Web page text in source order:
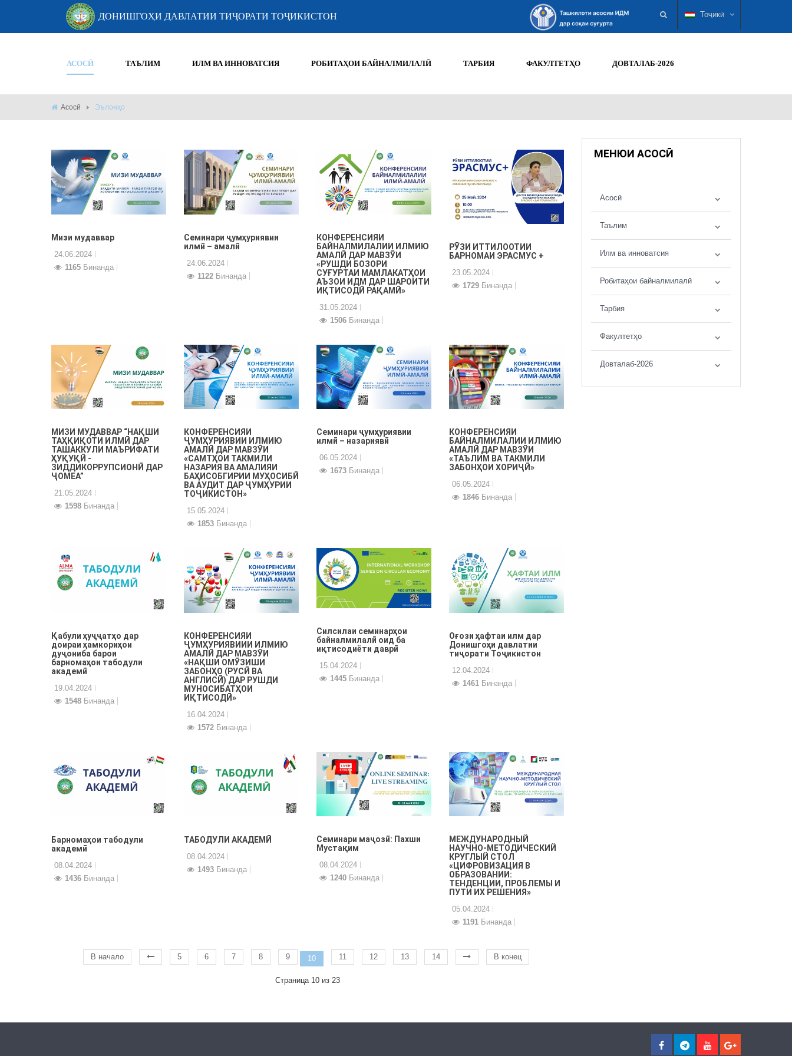
ДОНИШГОҲИ ДАВЛАТИИ ТИҶОРАТИ ТОҶИКИСТОН Тоҷикӣ
АСОСӢ ТАЪЛИМ ИЛМ ВА ИННОВАТСИЯ РОБИТАҲОИ БАЙНАЛМИЛАЛӢ ТАРБИЯ ФАКУЛТЕТҲО ДОВТАЛАБ-2026
Асосӣ Эълонҳо
Мизи мудаввар
24.06.2024
1165 Бинанда
Семинари ҷумҳуриявии
илмӣ – амалӣ
24.06.2024
1122 Бинанда
КОНФЕРЕНСИЯИ
БАЙНАЛМИЛАЛИИ ИЛМИЮ
АМАЛӢ ДАР МАВЗӮИ
«РУШДИ БОЗОРИ
СУҒУРТАИ МАМЛАКАТҲОИ
АЪЗОИ ИДМ ДАР ШАРОИТИ
ИҚТИСОДӢ РАҚАМӢ»
31.05.2024
1506 Бинанда
РӮЗИ ИТТИЛООТИИ
БАРНОМАИ ЭРАСМУС +
23.05.2024
1729 Бинанда
МИЗИ МУДАВВАР “НАҚШИ
ТАҲҚИҚОТИ ИЛМӢ ДАР
ТАШАККУЛИ МАЪРИФАТИ
ҲУҚУҚӢ -
ЗИДДИКОРРУПСИОНӢ ДАР
ҶОМЕА”
21.05.2024
1598 Бинанда
КОНФЕРЕНСИЯИ
ҶУМҲУРИЯВИИ ИЛМИЮ
АМАЛӢ ДАР МАВЗӮИ
«САМТҲОИ ТАКМИЛИ
НАЗАРИЯ ВА АМАЛИЯИ
БАҲИСОБГИРИИ МУҲОСИБӢ
ВА АУДИТ ДАР ҶУМҲУРИИ
ТОҶИКИСТОН»
15.05.2024
1853 Бинанда
Семинари ҷумҳуриявии
илмӣ – назариявӣ
06.05.2024
1673 Бинанда
КОНФЕРЕНСИЯИ
БАЙНАЛМИЛАЛИИ ИЛМИЮ
АМАЛӢ ДАР МАВЗӮИ
«ТАЪЛИМ ВА ТАКМИЛИ
ЗАБОНҲОИ ХОРИҶӢ»
06.05.2024
1846 Бинанда
Қабули ҳуҷҷатҳо дар
доираи ҳамкориҳои
дуҷониба барои
барномаҳои табодули
академӣ
19.04.2024
1548 Бинанда
КОНФЕРЕНСИЯИ
ҶУМҲУРИЯВИИИ ИЛМИЮ
АМАЛӢ ДАР МАВЗӮИ
«НАҚШИ ОМӮЗИШИ
ЗАБОНҲО (РУСӢ ВА
АНГЛИСӢ) ДАР РУШДИ
МУНОСИБАТҲОИ
ИҚТИСОДӢ»
16.04.2024
1572 Бинанда
Силсилаи семинарҳои
байналмилалӣ оид ба
иқтисодиёти даврӣ
15.04.2024
1445 Бинанда
Оғози ҳафтаи илм дар
Донишгоҳи давлатии
тиҷорати Тоҷикистон
12.04.2024
1461 Бинанда
Барномаҳои табодули
академӣ
08.04.2024
1436 Бинанда
ТАБОДУЛИ АКАДЕМӢ
08.04.2024
1493 Бинанда
Семинари маҷозӣ: Пахши
Мустақим
08.04.2024
1240 Бинанда
МЕЖДУНАРОДНЫЙ
НАУЧНО-МЕТОДИЧЕСКИЙ
КРУГЛЫЙ СТОЛ
«ЦИФРОВИЗАЦИЯ В
ОБРАЗОВАНИИ:
ТЕНДЕНЦИИ, ПРОБЛЕМЫ И
ПУТИ ИХ РЕШЕНИЯ»
05.04.2024
1191 Бинанда
В начало 5 6 7 8 9 10 11 12 13 14 В конец
Страница 10 из 23
МЕНЮИ АСОСӢ
Асосӣ
Таълим
Илм ва инноватсия
Робитаҳои байналмилалӣ
Тарбия
Факултетҳо
Довталаб-2026